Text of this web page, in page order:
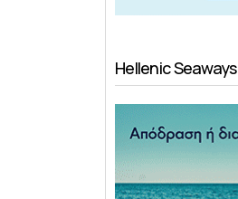
Hellenic Seaways